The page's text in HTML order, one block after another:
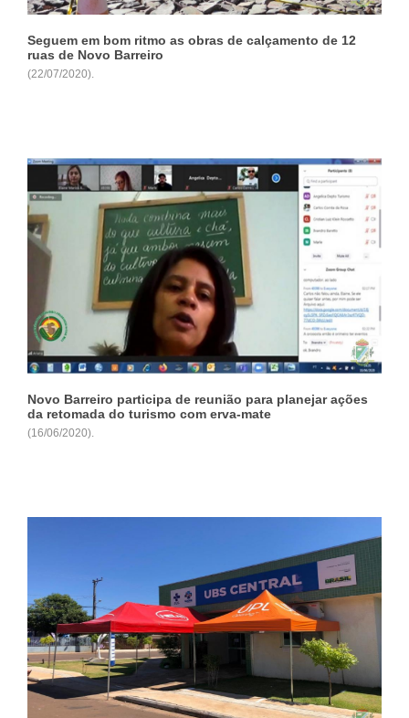
Seguem em bom ritmo as obras de calçamento de 12
ruas de Novo Barreiro
(22/07/2020).
Ver +
Novo Barreiro participa de reunião para planejar ações
da retomada do turismo com erva-mate
(16/06/2020).
Ver +